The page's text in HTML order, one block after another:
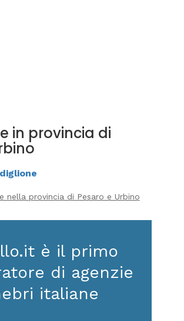
in provincia di
nella provincia di Pesaro e Urbino
è il primo
di agenzie
italiane